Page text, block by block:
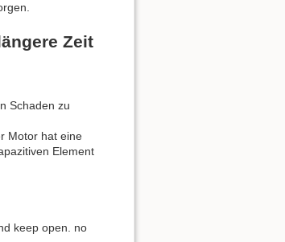
Zeit
Schaden zu
Motor hat eine
Element
keep open. no